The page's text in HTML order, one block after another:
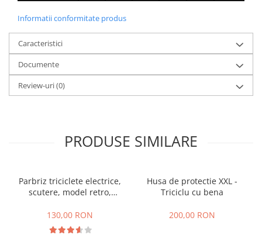
Baterii 60V
Camere
Cauciucuri
Controllere
Incarcatoare
Pliabila
Tip Scuter
Informatii conformitate produs
Caracteristici
Documente
Review-uri(0)
PRODUSE SIMILARE
Parbriz triciclete electrice,
scutere, model retro,
130,00 RON
Husa de protectie XXL -
Triciclu cu bena
200,00 RON